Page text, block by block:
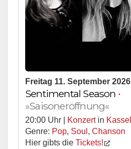
Freitag 11. September 2026
Sentimental Season •
»Saisoneröffnung«
20:00 Uhr | Konzertin Kassel
Genre: Pop, Soul , Chanson
Hier gibts die Tickets!